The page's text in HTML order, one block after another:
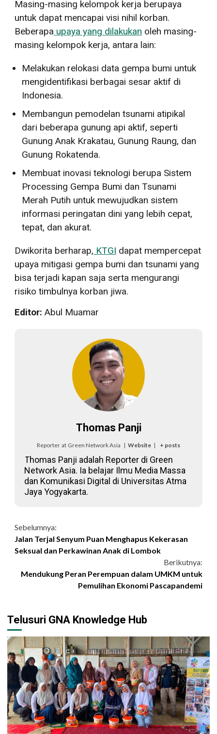
Masing-masing kelompok kerja berupaya
untuk dapat mencapai visi nihil korban.
Beberapa upaya yang dilakukan oleh masing-
masing kelompok kerja, antara lain:
Melakukan relokasi data gempa bumi untuk
mengidentifikasi berbagai sesar aktif di
Indonesia.
Membangun pemodelan tsunami atipikal
dari beberapa gunung api aktif, seperti
Gunung Anak Krakatau, Gunung Raung, dan
Gunung Rokatenda.
Membuat inovasi teknologi berupa Sistem
Processing Gempa Bumi dan Tsunami
Merah Putih untuk mewujudkan sistem
informasi peringatan dini yang lebih cepat,
tepat, dan akurat.
Dwikorita berharap, KTGI dapat mempercepat
upaya mitigasi gempa bumi dan tsunami yang
bisa terjadi kapan saja serta mengurangi
risiko timbulnya korban jiwa.
Editor: Abul Muamar
Thomas Panji
Reporter at Green Network Asia | Website | + posts
Thomas Panji adalah Reporter di Green
Network Asia. Ia belajar Ilmu Media Massa
dan Komunikasi Digital di Universitas Atma
Jaya Yogyakarta.
Continue
Reading
Sebelumnya:
Jalan Terjal Senyum Puan Menghapus Kekerasan
Seksual dan Perkawinan Anak di Lombok
Berikutnya:
Mendukung Peran Perempuan dalam UMKM untuk
Pemulihan Ekonomi Pascapandemi
Telusuri GNA Knowledge Hub